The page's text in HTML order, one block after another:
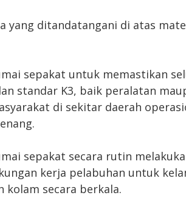
yang ditandatangani di atas
sepakat untuk memastikan
standar K3, baik peralatan
di sekitar daerah
sepakat secara rutin
kerja pelabuhan untuk
kolam secara berkala.